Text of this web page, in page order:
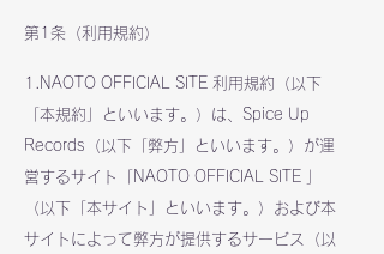
第1条（利用規約）
1.NAOTO OFFICIAL SITE 利用規約（以下
「本規約」といいます。）は、Spice Up
Records（以下「弊方」といいます。）が運
営するサイト「NAOTO OFFICIAL SITE 」
（以下「本サイト」といいます。）および本
サイトによって弊方が提供するサービス（以